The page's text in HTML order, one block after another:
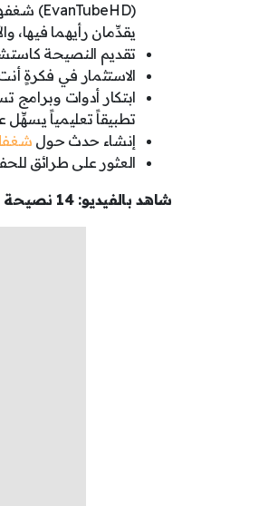
يقدِّمان رأيهما فيها، والآن
تقديم النصيحة
الاستثمار في فكرةٍ
ابتكار أدوات
تطبيقاً تعليمياً يسهِّل
إنشاء حدث حول
العثور على طرائق
شاهد بالفيديو: 14 نصيحة لتحويل شغفك إلى أفكار قابلة للتنفيذ